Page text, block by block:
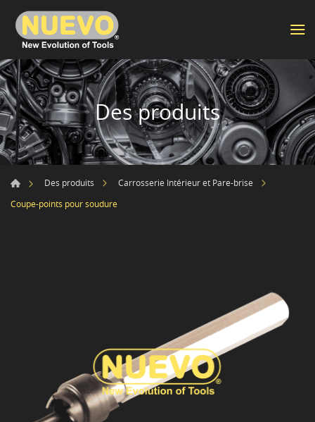
Des produits
Des produits
Carrosserie Intérieur et Pare-brise
Coupe-points pour soudure